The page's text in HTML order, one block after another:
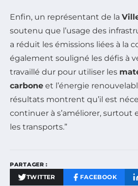
Enfin, un représentant de la
soutenu que l’usage des
a réduit les émissions liées à la
également souligné les défis à
travaillé dur pour utiliser les
carbone et l’énergie
résultats montrent qu’il est
continuer à s’améliorer, surtout
les transports.”
PARTAGER :
TWITTER FACEBOOK